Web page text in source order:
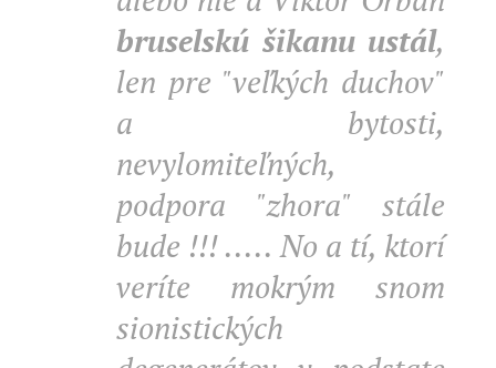
bruselskú šikanu ustál,
len pre "veľkých duchov"
a bytosti,
nevylomiteľných,
podpora "zhora" stále
bude !!! ..... No a tí, ktorí
veríte mokrým snom
sionistických